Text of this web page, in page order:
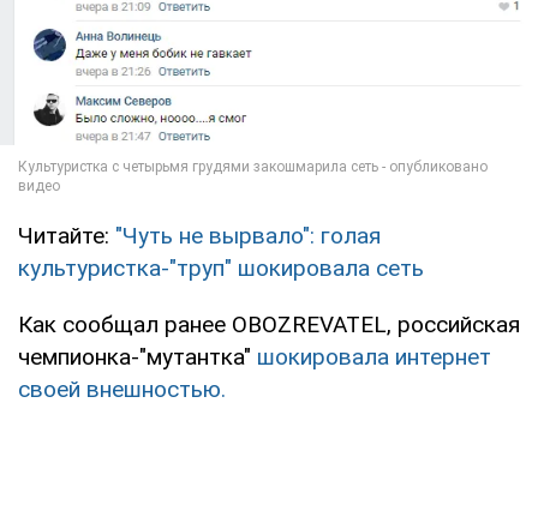
Читайте: "Чуть не вырвало": голая
культуристка-"труп" шокировала сеть
Как сообщал ранее OBOZREVATEL, российская
чемпионка-"мутантка" шокировала интернет
своей внешностью.